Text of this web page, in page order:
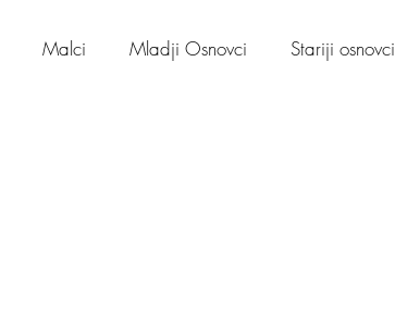
Malci Mladji Osnovci Stariji osnovci